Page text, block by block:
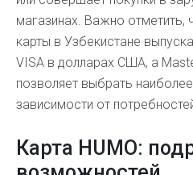
магазинах. Важно
карты в Узбекистане
VISA в долларах США, а
позволяет выбрать
зависимости от
Карта HUMO: